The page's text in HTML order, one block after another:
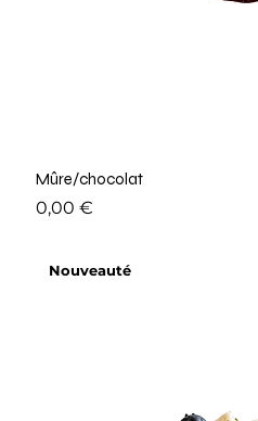
Mûre/chocolat
Prix
0,00 €
Nouveauté